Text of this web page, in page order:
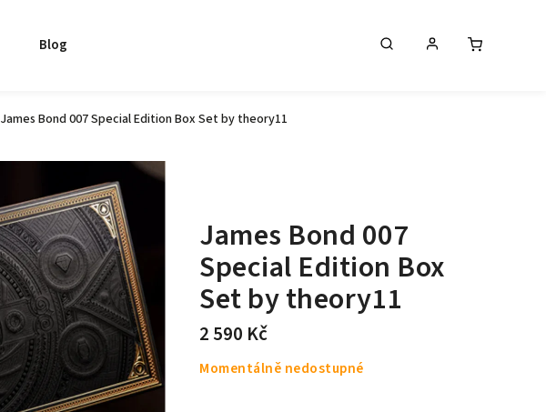
Blog
James Bond 007 Special Edition Box Set by theory11
James Bond 007
Special Edition Box
Set by theory11
2 590 Kč
Momentálně nedostupné